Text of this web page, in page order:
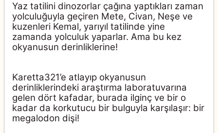
Yaz tatilini dinozorlar çağına yaptıkları zaman
yolculuğuyla geçiren Mete, Civan, Neşe ve
kuzenleri Kemal, yarıyıl tatilinde yine
zamanda yolculuk yaparlar. Ama bu kez
okyanusun derinliklerine!
Karetta321’e atlayıp okyanusun
derinliklerindeki araştırma laboratuvarına
gelen dört kafadar, burada ilginç ve bir o
kadar da korkutucu bir bulguyla karşılaşır: bir
megalodon dişi!